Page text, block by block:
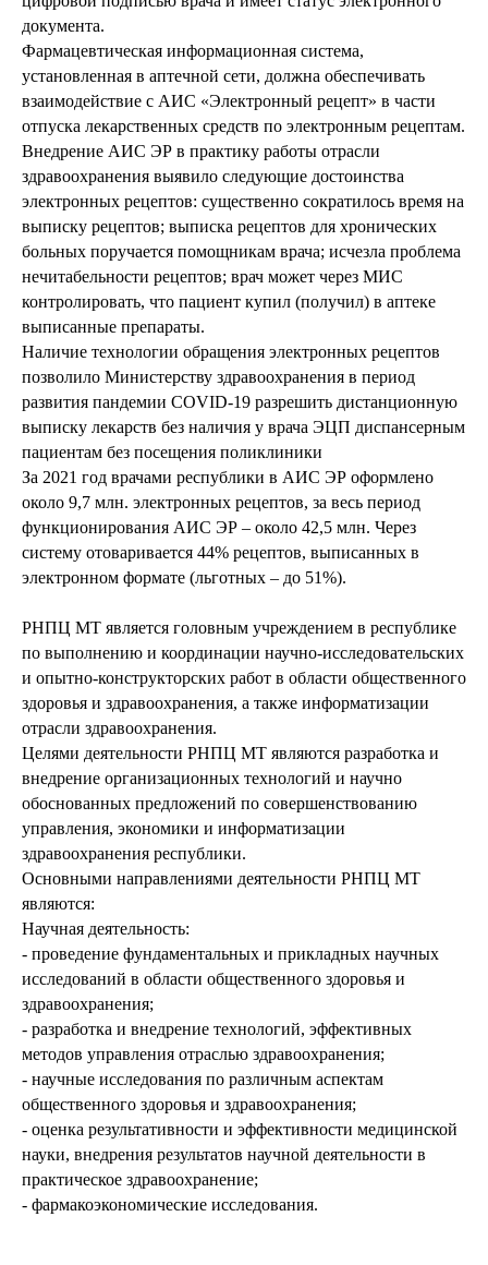
документа.
Фармацевтическая информационная система,
установленная в аптечной сети, должна обеспечивать
взаимодействие с АИС «Электронный рецепт» в части
отпуска лекарственных средств по электронным рецептам.
Внедрение АИС ЭР в практику работы отрасли
здравоохранения выявило следующие достоинства
электронных рецептов: существенно сократилось время на
выписку рецептов; выписка рецептов для хронических
больных поручается помощникам врача; исчезла проблема
нечитабельности рецептов; врач может через МИС
контролировать, что пациент купил (получил) в аптеке
выписанные препараты.
Наличие технологии обращения электронных рецептов
позволило Министерству здравоохранения в период
развития пандемии COVID-19 разрешить дистанционную
выписку лекарств без наличия у врача ЭЦП диспансерным
пациентам без посещения поликлиники
За 2021 год врачами республики в АИС ЭР оформлено
около 9,7 млн. электронных рецептов, за весь период
функционирования АИС ЭР – около 42,5 млн. Через
систему отоваривается 44% рецептов, выписанных в
электронном формате (льготных – до 51%).
РНПЦ МТ является головным учреждением в республике
по выполнению и координации научно-исследовательских
и опытно-конструкторских работ в области общественного
здоровья и здравоохранения, а также информатизации
отрасли здравоохранения.
Целями деятельности РНПЦ МТ являются разработка и
внедрение организационных технологий и научно
обоснованных предложений по совершенствованию
управления, экономики и информатизации
здравоохранения республики.
Основными направлениями деятельности РНПЦ МТ
являются:
Научная деятельность:
- проведение фундаментальных и прикладных научных
исследований в области общественного здоровья и
здравоохранения;
- разработка и внедрение технологий, эффективных
методов управления отраслью здравоохранения;
- научные исследования по различным аспектам
общественного здоровья и здравоохранения;
- оценка результативности и эффективности медицинской
науки, внедрения результатов научной деятельности в
практическое здравоохранение;
- фармакоэкономические исследования.